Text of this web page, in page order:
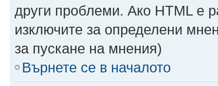
други проблеми. Ако HTML е
изключите за определени
за пускане на мнения)
Върнете се в началото